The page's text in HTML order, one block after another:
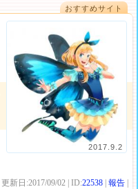
おすすめサイト
2017.9.2
| 更新日:2017/09/02 | ID:22538 |報告